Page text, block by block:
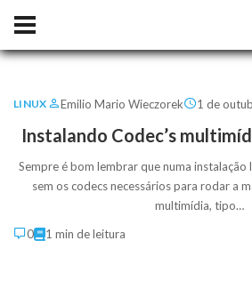
LINUX Emilio Mario Wieczorek 1 de
Instalando Codec’s
Sempre é bom lembrar que numa instalação
sem os codecs necessários para rodar a
multimídia, tipo…
0
1 min de leitura